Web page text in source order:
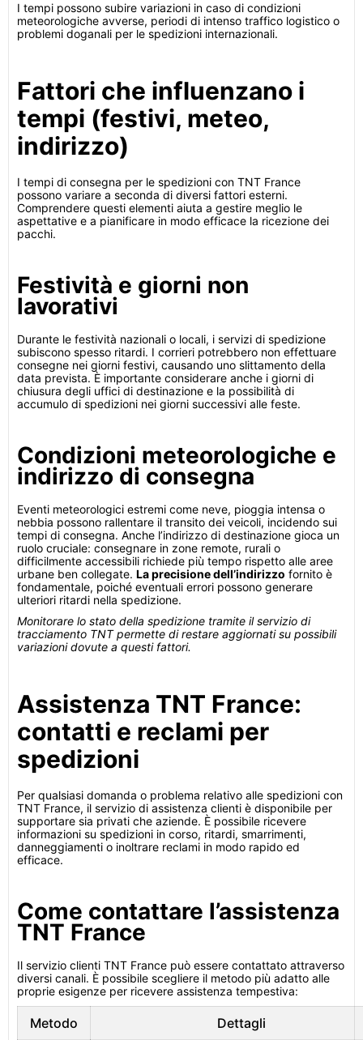
I tempi possono subire variazioni in caso di condizioni
meteorologiche avverse, periodi di intenso traffico logistico o
problemi doganali per le spedizioni internazionali.
Fattori che influenzano i
tempi (festivi, meteo,
indirizzo)
I tempi di consegna per le spedizioni con TNT France
possono variare a seconda di diversi fattori esterni.
Comprendere questi elementi aiuta a gestire meglio le
aspettative e a pianificare in modo efficace la ricezione dei
pacchi.
Festività e giorni non
lavorativi
Durante le festività nazionali o locali, i servizi di spedizione
subiscono spesso ritardi. I corrieri potrebbero non effettuare
consegne nei giorni festivi, causando uno slittamento della
data prevista. È importante considerare anche i giorni di
chiusura degli uffici di destinazione e la possibilità di
accumulo di spedizioni nei giorni successivi alle feste.
Condizioni meteorologiche e
indirizzo di consegna
Eventi meteorologici estremi come neve, pioggia intensa o
nebbia possono rallentare il transito dei veicoli, incidendo sui
tempi di consegna. Anche l’indirizzo di destinazione gioca un
ruolo cruciale: consegnare in zone remote, rurali o
difficilmente accessibili richiede più tempo rispetto alle aree
urbane ben collegate. La precisione dell’indirizzo fornito è
fondamentale, poiché eventuali errori possono generare
ulteriori ritardi nella spedizione.
Monitorare lo stato della spedizione tramite il servizio di
tracciamento TNT permette di restare aggiornati su possibili
variazioni dovute a questi fattori.
Assistenza TNT France:
contatti e reclami per
spedizioni
Per qualsiasi domanda o problema relativo alle spedizioni con
TNT France, il servizio di assistenza clienti è disponibile per
supportare sia privati che aziende. È possibile ricevere
informazioni su spedizioni in corso, ritardi, smarrimenti,
danneggiamenti o inoltrare reclami in modo rapido ed
efficace.
Come contattare l’assistenza
TNT France
Il servizio clienti TNT France può essere contattato attraverso
diversi canali. È possibile scegliere il metodo più adatto alle
proprie esigenze per ricevere assistenza tempestiva:
Metodo Dettagli